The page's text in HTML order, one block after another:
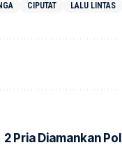
CIPUTAT LALU LINTAS
2 Pria Diamankan